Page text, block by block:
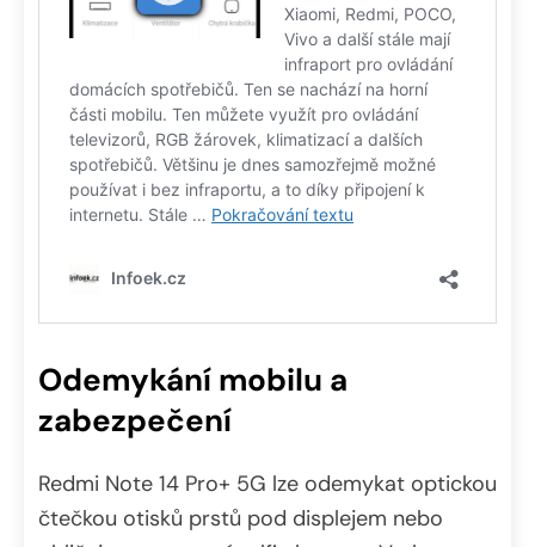
Odemykání mobilu a
zabezpečení
Redmi Note 14 Pro+ 5G lze odemykat optickou
čtečkou otisků prstů pod displejem nebo